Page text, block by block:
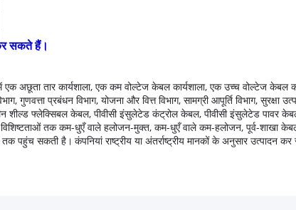
सकते हैं।
एक अछूता तार कार्यशाला, एक कम वोल्टेज केबल कार्यशाला, एक उच्च वोल्टेज केबल
गुणवत्ता प्रबंधन विभाग, योजना और वित्त विभाग, सामग्री आपूर्ति विभाग, सुरक्षा
शील्ड फ्लेक्सिबल केबल, पीवीसी इंसुलेटेड कंट्रोल केबल, पीवीसी इंसुलेटेड
तक कम-धुएँ वाले हलोजन-मुक्त, कम-धुएँ वाले कम-हलोजन, पूर्व-शाखा
तक पहुंच सकती है। कंपनियां राष्ट्रीय या अंतर्राष्ट्रीय मानकों के अनुसार उत्पादन